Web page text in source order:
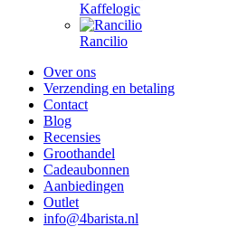
Kaffelogic
Rancilio
Over ons
Verzending en betaling
Contact
Blog
Recensies
Groothandel
Cadeaubonnen
Aanbiedingen
Outlet
info@4barista.nl